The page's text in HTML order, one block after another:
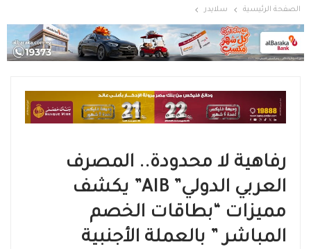
الصفحة الرئيسية سلايدر
رفاهية لا محدودة.. المصرف
العربي الدولي” AIB” يكشف
مميزات “بطاقات الخصم
المباشر ” بالعملة الأجنبية